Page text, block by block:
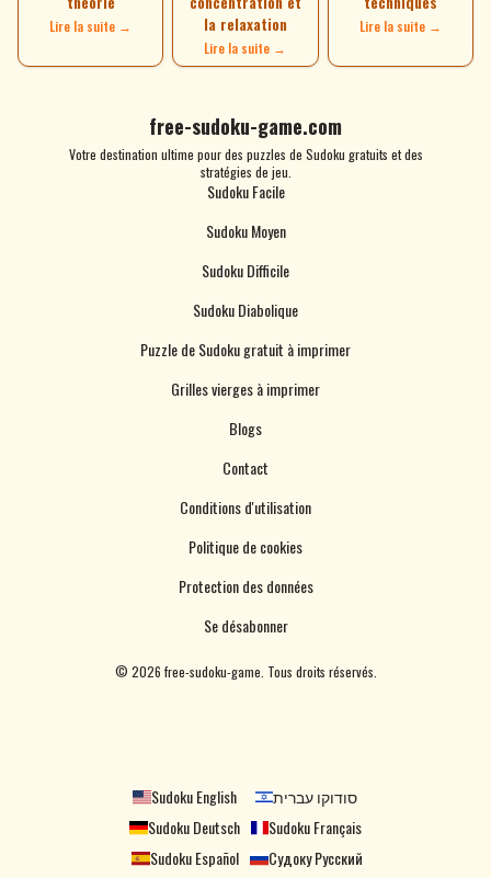
Lire la suite →
la relaxation
Lire la suite →
Lire la suite →
free-sudoku-game.com
Votre destination ultime pour des puzzles de Sudoku gratuits et des
stratégies de jeu.
Sudoku Facile
Sudoku Moyen
Sudoku Difficile
Sudoku Diabolique
Puzzle de Sudoku gratuit à imprimer
Grilles vierges à imprimer
Blogs
Contact
Conditions d'utilisation
Politique de cookies
Protection des données
Se désabonner
© 2026 free-sudoku-game. Tous droits réservés.
Sudoku English
סודוקו עברית
Sudoku Deutsch
Sudoku Français
Sudoku Español
Судоку Русский